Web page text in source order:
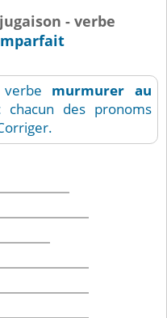
- verbe
murmurer au
chacun des pronoms